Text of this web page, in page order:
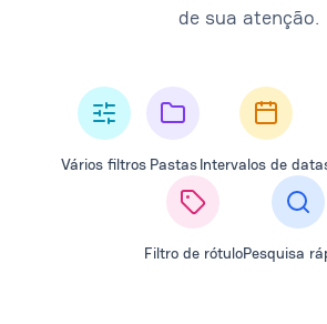
de sua atenção.
Vários filtros PastasIntervalos de
Filtro de rótuloPesquisa